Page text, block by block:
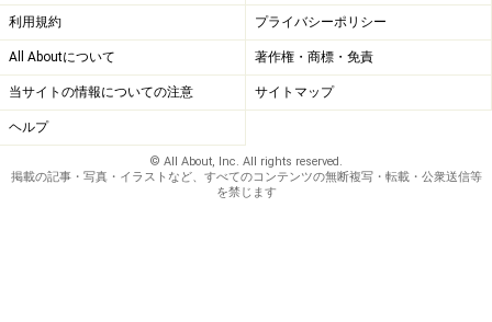
利用規約 プライバシーポリシー
All Aboutについて 著作権・商標・免責
当サイトの情報についての注意 サイトマップ
ヘルプ
© All About, Inc. All rights reserved.
掲載の記事・写真・イラストなど、すべてのコンテンツの無断複写・転載・公衆送信等
を禁じます